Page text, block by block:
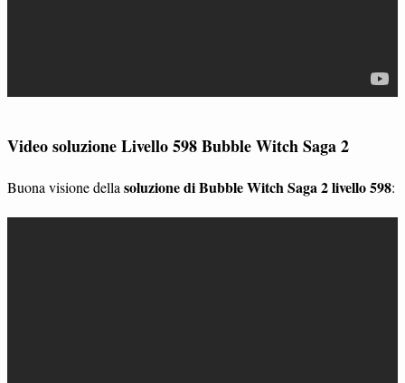
Video soluzione Livello 598 Bubble Witch Saga 2
Buona visione della soluzione di Bubble Witch Saga 2 livello 598: